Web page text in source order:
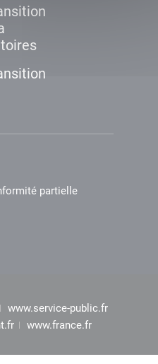
partielle
www.service-public.fr
www.france.fr